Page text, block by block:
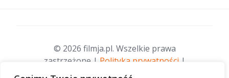
© 2026 filmja.pl. Wszelkie prawa
zastrzeżone | Polityka prywatności|
Opieka merytoryczna: Fundacja stare-